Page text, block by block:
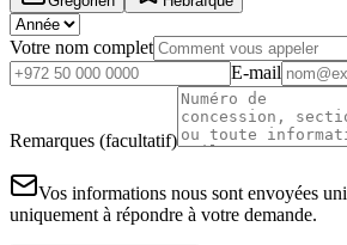
Votre nom complet
E-mail
Remarques (facultatif)
Vos informations nous sont envoyées
uniquement à répondre à votre demande.